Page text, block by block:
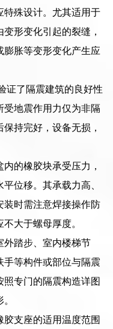
特殊设计。尤其适用于
形变化引起的裂缝，
膨胀等变形变化产生应
证了隔震建筑的良好性
受地震作用力仅为非隔
持完好，设备无损，
的橡胶块承受压力，
位移。其承载力高、
装时需注意焊接操作防
大于螺母厚度。
外踏步、室内楼梯节
手等构件或部位与隔震
照专门的隔震构造详图
支座的适用温度范围